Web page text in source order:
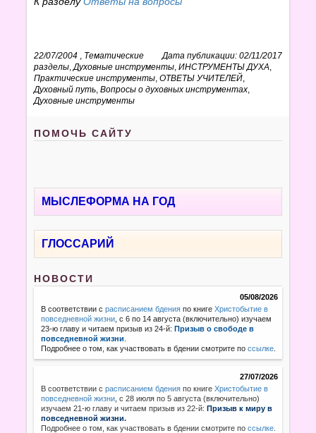
22/07/2004 Дата публикации: 02/11/2017
Тематические
разделы ,Духовные инструменты ,ИНСТРУМЕНТЫ ДУХА
Практические инструменты ,ОТВЕТЫ УЧИТЕЛЕЙ
Духовный путь ,Вопросы о духовных инструментах
Духовные инструменты
ПОМОЧЬ САЙТУ
МЫСЛЕФОРМА НА ГОД
ГЛОССАРИЙ
НОВОСТИ
05/08/2026
В соответствии срасписанием бдения по книгеХристобытие в
повседневной жизни , с 6 по 14 августа (включительно) изучаем
23-ю главу и читаем призыв из 24-й:Призыв о свободе в
повседневной жизни
Подробнее о том, как участвовать в бдении смотрите поссылке
27/07/2026
В соответствии с расписанием бдения по книгеХристобытие в
повседневной жизни с 28 июля по 5 августа (включительно)
изучаем 21-ю главу и читаем призыв из 22-й:Призыв к миру в
повседневной жизни.
Подробнее о том, как участвовать в бдении смотрите поссылке